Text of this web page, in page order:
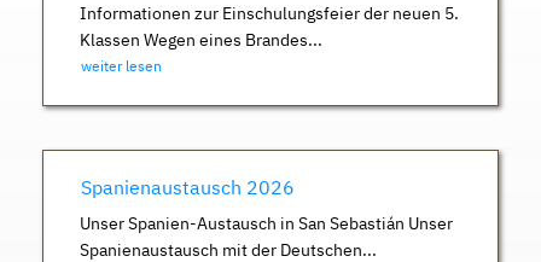
Informationen zur Einschulungsfeier der neuen 5.
Klassen Wegen eines Brandes...
weiter lesen
Spanienaustausch 2026
Unser Spanien-Austausch in San Sebastián Unser
Spanienaustausch mit der Deutschen...